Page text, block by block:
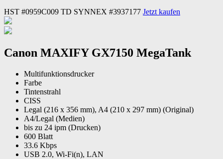
HST #0959C009 TD SYNNEX #3937177 Jetzt kaufen
Canon MAXIFY GX7150 MegaTank
Multifunktionsdrucker
Farbe
Tintenstrahl
CISS
Legal (216 x 356 mm), A4 (210 x 297 mm) (Original)
A4/Legal (Medien)
bis zu 24 ipm (Drucken)
600 Blatt
33.6 Kbps
USB 2.0, Wi-Fi(n), LAN